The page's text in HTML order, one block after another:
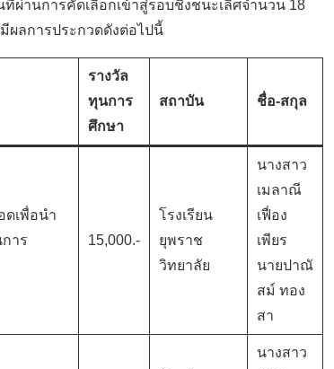
ผ่านการคัดเลือกเข้าสู่รอบชิงชนะเลิศจำนวน 18
ผลการประกวดดังต่อไปนี้
รางวัล
ทุนการ
ศึกษา
สถาบัน ชื่อ-สกุล
เพื่อนํา
าร
15,000.-
โรงเรียน
ยุพราช
วิทยาลัย
นางสาว
เมลาณี
เฟื่อง
เพียร
นายปาณั
สม์ ทอง
สา
นางสาว